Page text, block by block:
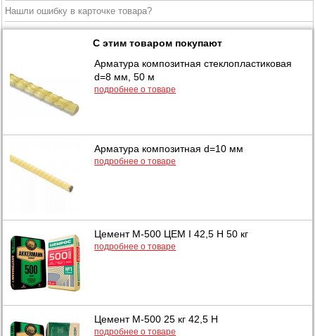
Нашли ошибку в карточке товара?
С этим товаром покупают
Арматура композитная стеклопластиковая
d=8 мм, 50 м
подробнее о товаре
Арматура композитная d=10 мм
подробнее о товаре
Цемент М-500 ЦЕМ I 42,5 Н 50 кг
подробнее о товаре
Цемент М-500 25 кг 42,5 Н
подробнее о товаре